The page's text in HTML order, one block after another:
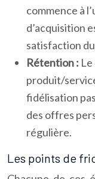
commence à
d’acquisition
satisfaction
Rétention :
produit/
fidélisation
des offres
régulière.
Les points de